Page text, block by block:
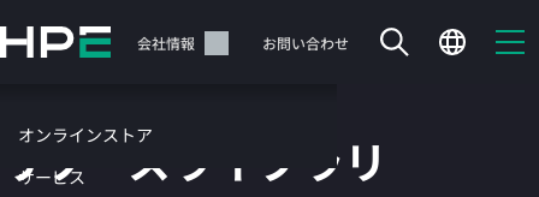
イ
テ
サポート 会社情報 お問い合わせ
オンラインストア
サービス
リソースライブラリ